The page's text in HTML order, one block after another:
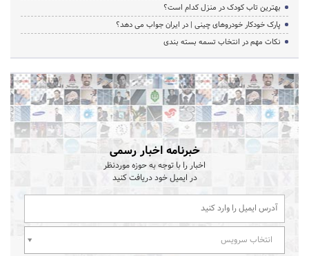
بهترین تاب کودک در منزل کدام است؟
پارک خودکار خودروهای چینی | در ایران جواب می دهد؟
نکات مهم در انتخاب تسمه بسته بندی
خبرنامه اخبار رسمی
اخبار را با توجه به حوزه موردنظر
در ایمیل خود دریافت کنید
انتخاب سرویس